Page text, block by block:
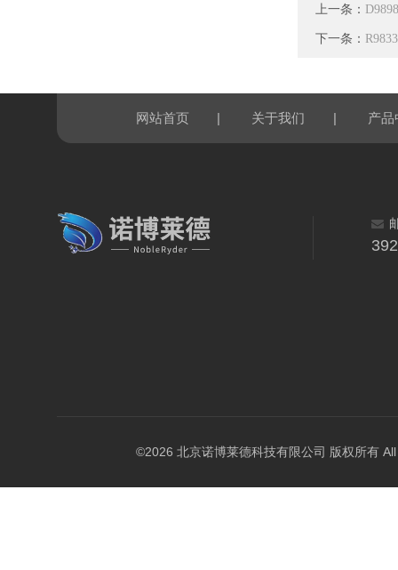
上一条：
下一条：
网站首页 | 关于我们 | 产品
©2026 北京诺博莱德科技有限公司 版权所有